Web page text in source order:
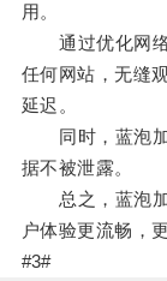
用。
通过优化网络
任何网站，无缝
延迟。
同时，蓝泡加
据不被泄露。
总之，蓝泡加
户体验更流畅，
#3#